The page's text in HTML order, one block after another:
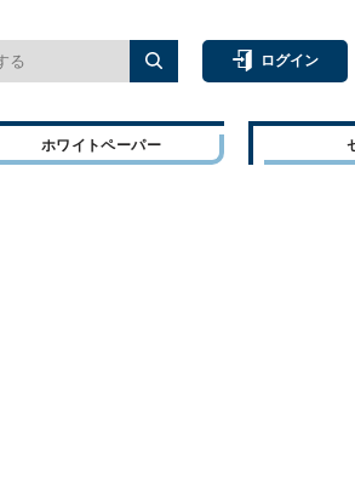
ログイン
ホワイトペーパー